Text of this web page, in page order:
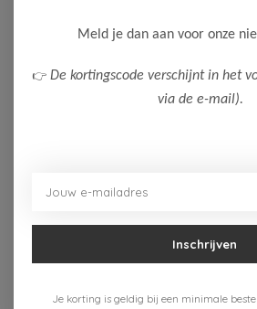
Neem contact op
Meld je dan aan voor onze
👉 De kortingscode verschijnt in het
via de e-mail).
Inschrijven
Je korting is geldig bij een minimale